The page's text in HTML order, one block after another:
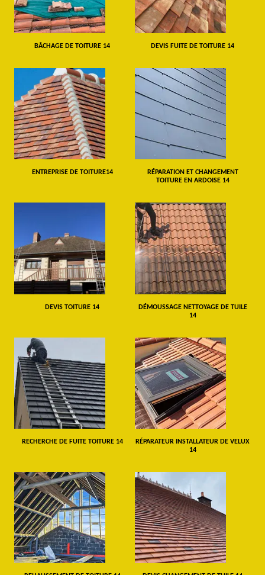
BÂCHAGE DE TOITURE 14 DEVIS FUITE DE TOITURE 14
ENTREPRISE DE TOITURE14
RÉPARATION ET CHANGEMENT
TOITURE EN ARDOISE 14
DEVIS TOITURE 14
DÉMOUSSAGE NETTOYAGE DE TUILE
14
RECHERCHE DE FUITE TOITURE 14
RÉPARATEUR INSTALLATEUR DE VELUX
14